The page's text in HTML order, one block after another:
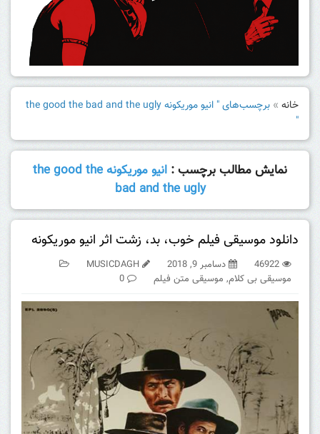
خانه »
برچسب‌های " انیو موریکونه the good the bad and the ugly
"
نمایش مطالب برچسب :
انیو موریکونه the good the
bad and the ugly
دانلود موسیقی فیلم خوب، بد، زشت اثر انیو موریکونه
46922 دسامبر 9, 2018
MUSICDAGH
موسیقی بی کلام, موسیقی متن فیلم 0